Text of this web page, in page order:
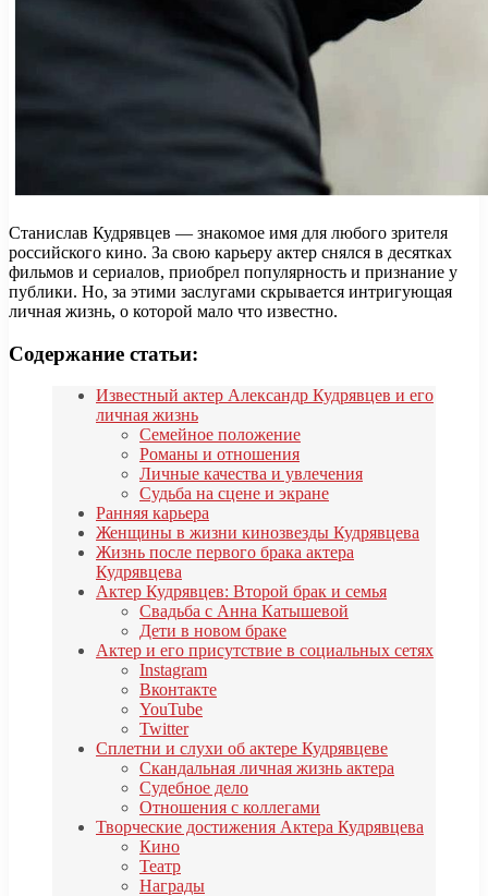
Станислав Кудрявцев — знакомое имя для любого зрителя
российского кино. За свою карьеру актер снялся в десятках
фильмов и сериалов, приобрел популярность и признание у
публики. Но, за этими заслугами скрывается интригующая
личная жизнь, о которой мало что известно.
Содержание статьи:
Известный актер Александр Кудрявцев и его
личная жизнь
Семейное положение
Романы и отношения
Личные качества и увлечения
Судьба на сцене и экране
Ранняя карьера
Женщины в жизни кинозвезды Кудрявцева
Жизнь после первого брака актера
Кудрявцева
Актер Кудрявцев: Второй брак и семья
Свадьба с Анна Катышевой
Дети в новом браке
Актер и его присутствие в социальных сетях
Instagram
Вконтакте
YouTube
Twitter
Сплетни и слухи об актере Кудрявцеве
Скандальная личная жизнь актера
Судебное дело
Отношения с коллегами
Творческие достижения Актера Кудрявцева
Кино
Театр
Награды